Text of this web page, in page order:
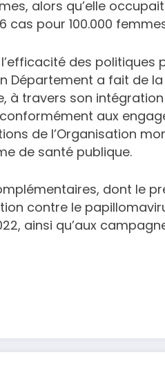
alors qu’elle
cas pour 100.000
des politiques
Département a fait de
à travers son
aux
de l’Organisation
de santé publique.
dont le
contre le
ainsi qu’aux